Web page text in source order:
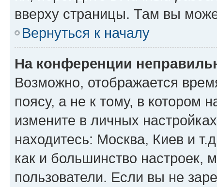
вверху страницы. Там вы
Вернуться к началу
На конференции
Возможно, отображается
поясу, а не к тому, в котором
измените в личных
находитесь: Москва, Киев и
как и большинство настроек,
пользователи. Если вы не